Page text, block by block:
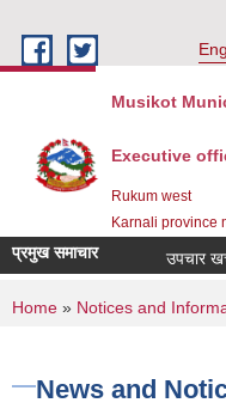
Musikot
Executive
Rukum west
Karnali province
प्रमुख समाचार उपचार खर्च
You are here
Home » Notices and
News and